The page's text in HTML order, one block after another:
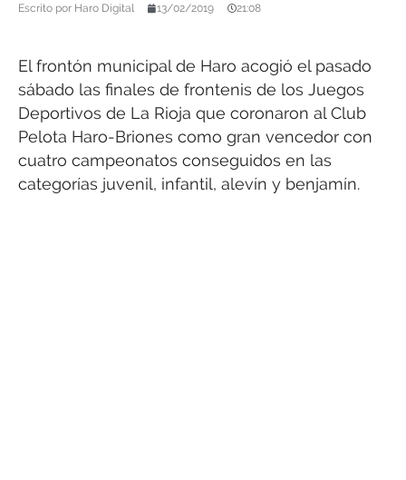
Escrito por Haro Digital 13/02/2019 21:08
El frontón municipal de Haro acogió el pasado
sábado las finales de frontenis de los Juegos
Deportivos de La Rioja que coronaron al Club
Pelota Haro-Briones como gran vencedor con
cuatro campeonatos conseguidos en las
categorías juvenil, infantil, alevín y benjamín.